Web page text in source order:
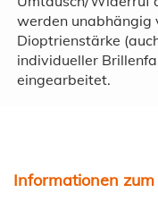
werden unabhängig
Dioptrienstärke
individueller
eingearbeitet.
Informationen zum